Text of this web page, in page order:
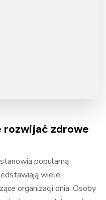
rozwijać zdrowe
popularną
wiele
organizacji dnia. Osoby